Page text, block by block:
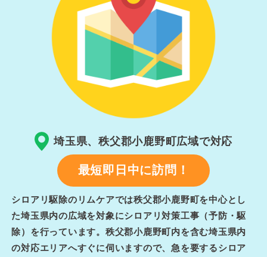
埼玉県、秩父郡小鹿野町広域で対応
最短即日中に訪問！
シロアリ駆除のリムケアでは秩父郡小鹿野町を中心とし
た埼玉県内の広域を対象にシロアリ対策工事（予防・駆
除）を行っています。秩父郡小鹿野町内を含む埼玉県内
の対応エリアへすぐに伺いますので、急を要するシロア